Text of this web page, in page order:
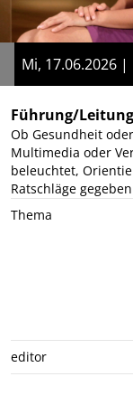
Mi, 17.06.2026 |
Führung/Leitung
Ob Gesundheit
Multimedia oder
beleuchtet,
Ratschläge
Thema
editor